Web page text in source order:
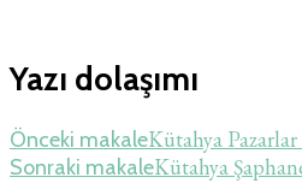
Yazı dolaşımı
Önceki makaleKütahya
Sonraki makaleKütahya